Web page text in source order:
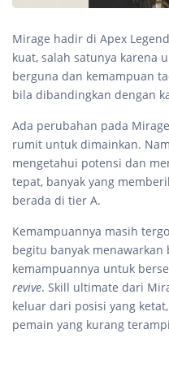
Mirage hadir di Apex
kuat, salah satunya karena
berguna dan kemampuan
bila dibandingkan dengan
Ada perubahan pada
rumit untuk dimainkan.
mengetahui potensi dan
tepat, banyak yang
berada di tier A.
Kemampuannya masih
begitu banyak
kemampuannya untuk
revive. Skill ultimate dari
keluar dari posisi yang
pemain yang kurang